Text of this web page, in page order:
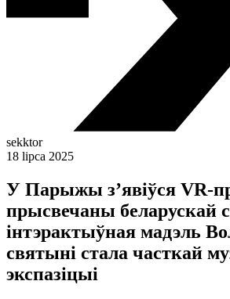
sekktor
18 lipca 2025
У Парыжы з’явіўся VR-
прысвечаны беларускай
інтэрактыўная мадэль
святыні стала часткай
экспазіцыі